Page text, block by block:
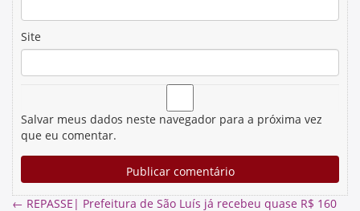
Site
Salvar meus dados neste navegador para a próxima vez
que eu comentar.
← REPASSE| Prefeitura de São Luís já recebeu quase R$ 160